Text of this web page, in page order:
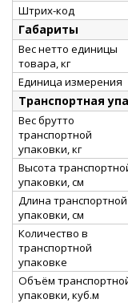
Штрих-код
Габариты
Вес нетто единицы
товара, кг
Единица измерения
Транспортная
Вес брутто
транспортной
упаковки, кг
Высота
упаковки, см
Длина транспортной
упаковки, см
Количество в
транспортной
упаковке
Объём
упаковки, куб.м